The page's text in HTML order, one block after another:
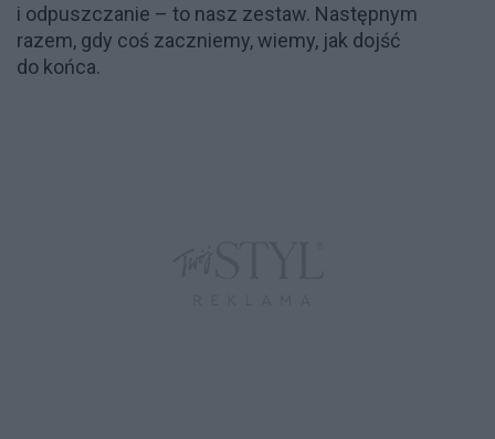
i odpuszczanie – to nasz zestaw. Następnym
razem, gdy coś zaczniemy, wiemy, jak dojść
do końca.